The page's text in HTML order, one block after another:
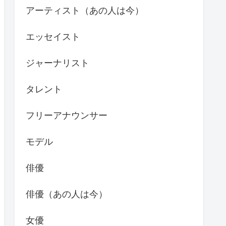
アーティスト（あの人は今）
エッセイスト
ジャーナリスト
タレント
フリーアナウンサー
モデル
俳優
俳優（あの人は今）
女優